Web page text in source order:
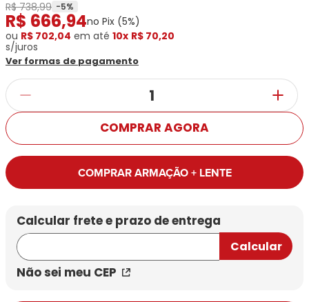
Ban
Todas
as
Marcas
Marcas
Miu
Polaroid
Vogue
Todas
Collection
Exclusivas
Bulget
Todas
as
Marcas
Unissex
Marcas
Exclusivas
Dii
R$ 738,99 -5%
R$ 666,94no Pix (5%)
ou R$ 702,04 em até 10x R$ 70,20
s/juros
Ver formas de pagamento
COMPRAR AGORA
COMPRAR ARMAÇÃO + LENTE
Não sei meu CEP